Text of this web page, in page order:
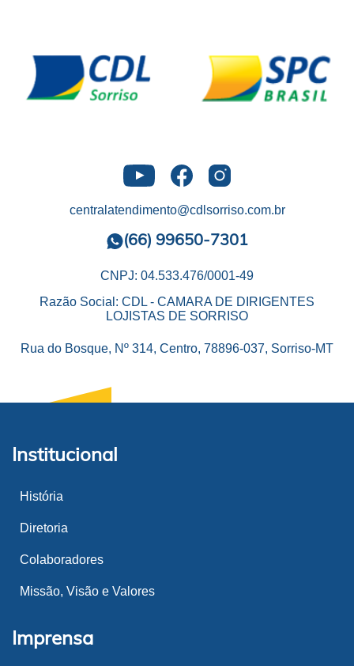
centralatendimento@cdlsorriso.com.br
(66) 99650-7301
CNPJ: 04.533.476/0001-49
Razão Social: CDL - CAMARA DE DIRIGENTES
LOJISTAS DE SORRISO
Rua do Bosque, Nº 314, Centro, 78896-037, Sorriso-MT
Institucional
História
Diretoria
Colaboradores
Missão, Visão e Valores
Imprensa